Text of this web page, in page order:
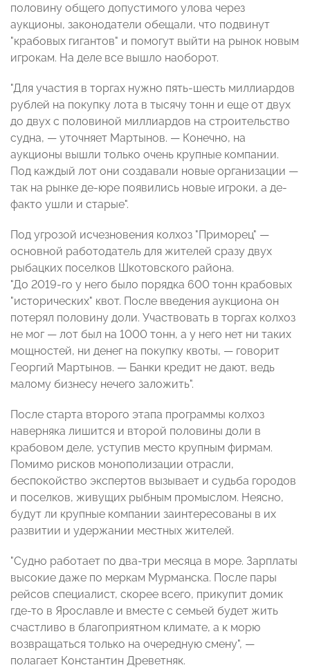
половину общего допустимого улова через
аукционы, законодатели обещали, что подвинут
"крабовых гигантов" и помогут выйти на рынок новым
игрокам. На деле все вышло наоборот.
"Для участия в торгах нужно пять-шесть миллиардов
рублей на покупку лота в тысячу тонн и еще от двух
до двух с половиной миллиардов на строительство
судна, — уточняет Мартынов. — Конечно, на
аукционы вышли только очень крупные компании.
Под каждый лот они создавали новые организации —
так на рынке де-юре появились новые игроки, а де-
факто ушли и старые".
Под угрозой исчезновения колхоз "Приморец" —
основной работодатель для жителей сразу двух
рыбацких поселков Шкотовского района.
"До 2019-го у него было порядка 600 тонн крабовых
"исторических" квот. После введения аукциона он
потерял половину доли. Участвовать в торгах колхоз
не мог — лот был на 1000 тонн, а у него нет ни таких
мощностей, ни денег на покупку квоты, — говорит
Георгий Мартынов. — Банки кредит не дают, ведь
малому бизнесу нечего заложить".
После старта второго этапа программы колхоз
наверняка лишится и второй половины доли в
крабовом деле, уступив место крупным фирмам.
Помимо рисков монополизации отрасли,
беспокойство экспертов вызывает и судьба городов
и поселков, живущих рыбным промыслом. Неясно,
будут ли крупные компании заинтересованы в их
развитии и удержании местных жителей.
"Судно работает по два-три месяца в море. Зарплаты
высокие даже по меркам Мурманска. После пары
рейсов специалист, скорее всего, прикупит домик
где-то в Ярославле и вместе с семьей будет жить
счастливо в благоприятном климате, а к морю
возвращаться только на очередную смену", —
полагает Константин Древетняк.